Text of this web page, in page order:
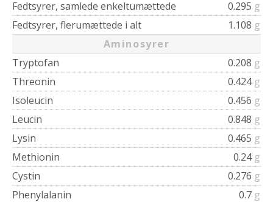
Fedtsyrer, samlede enkeltumættede
0.295 g
Fedtsyrer, flerumættede i alt
1.108 g
Aminosyrer
Tryptofan
0.208 g
Threonin
0.424 g
Isoleucin
0.456 g
Leucin
0.848 g
Lysin
0.465 g
Methionin
0.24 g
Cystin
0.276 g
Phenylalanin
0.7 g